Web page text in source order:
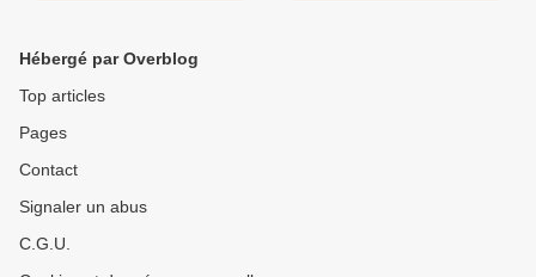
Hébergé par Overblog
Top articles
Pages
Contact
Signaler un abus
C.G.U.